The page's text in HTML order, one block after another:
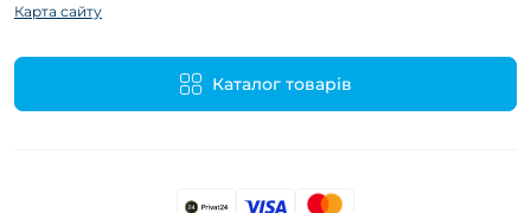
Карта сайту
Каталог товарів